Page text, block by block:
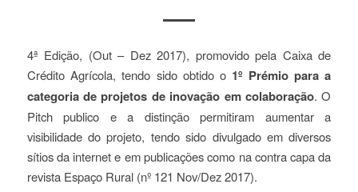
4ª Edição, (Out – Dez 2017), promovido pela Caixa de
Crédito Agrícola, tendo sido obtido o 1º Prémio para a
categoria de projetos de inovação em colaboração. O
Pitch publico e a distinção permitiram aumentar a
visibilidade do projeto, tendo sido divulgado em diversos
sítios da internet e em publicações como na contra capa da
revista Espaço Rural (nº 121 Nov/Dez 2017).